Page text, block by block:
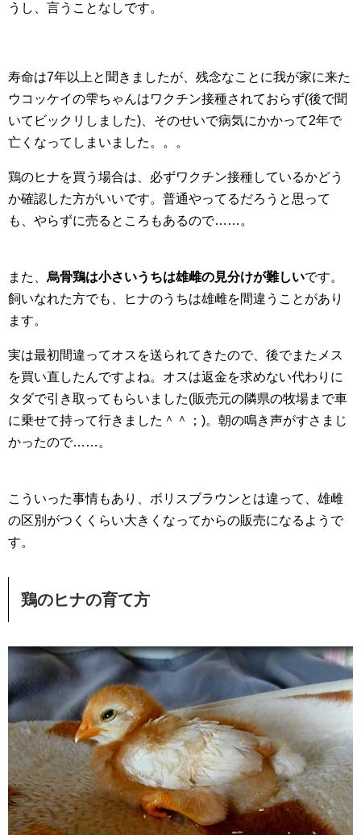
うし、言うことなしです。
寿命は7年以上と聞きましたが、残念なことに我が家に来た
ウコッケイの雫ちゃんはワクチン接種されておらず(後で聞
いてビックリしました)、そのせいで病気にかかって2年で
亡くなってしまいました。。。
鶏のヒナを買う場合は、必ずワクチン接種しているかどう
か確認した方がいいです。普通やってるだろうと思って
も、やらずに売るところもあるので……。
また、 烏骨鶏は小さいうちは雄雌の見分けが難しいです。
飼いなれた方でも、ヒナのうちは雄雌を間違うことがあり
ます。
実は最初間違ってオスを送られてきたので、後でまたメス
を買い直したんですよね。オスは返金を求めない代わりに
タダで引き取ってもらいました(販売元の隣県の牧場まで車
に乗せて持って行きました＾＾；)。朝の鳴き声がすさまじ
かったので……。
こういった事情もあり、ボリスブラウンとは違って、雄雌
の区別がつくくらい大きくなってからの販売になるようで
す。
鶏のヒナの育て方